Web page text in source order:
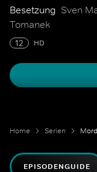
Besetzung Sven
Tomanek
12 HD
Home Serien
EPISODENGUIDE